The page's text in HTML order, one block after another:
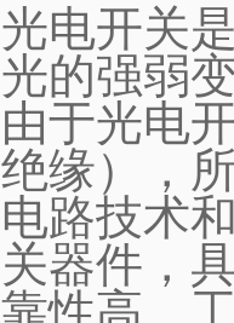
光电开关
光的强弱
由于光电
绝缘），
电路技术
关器件，
靠性高、